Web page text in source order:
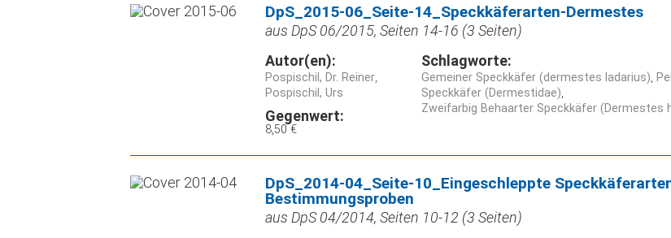
DpS_2015-06_Seite-14_Speckkäferarten-Dermestes
aus DpS 06/2015, Seiten 14-16 (3 Seiten)
Autor(en):
Pospischil, Dr. Reiner
Pospischil, Urs
Gegenwert:
8,50 €
Schlagworte:
Gemeiner Speckkäfer (dermestes ladarius)
Speckkäfer (Dermestidae)
Zweifarbig Behaarter Speckkäfer (Dermestes
DpS_2014-04_Seite-10_Eingeschleppte
Bestimmungsproben
aus DpS 04/2014, Seiten 10-12 (3 Seiten)